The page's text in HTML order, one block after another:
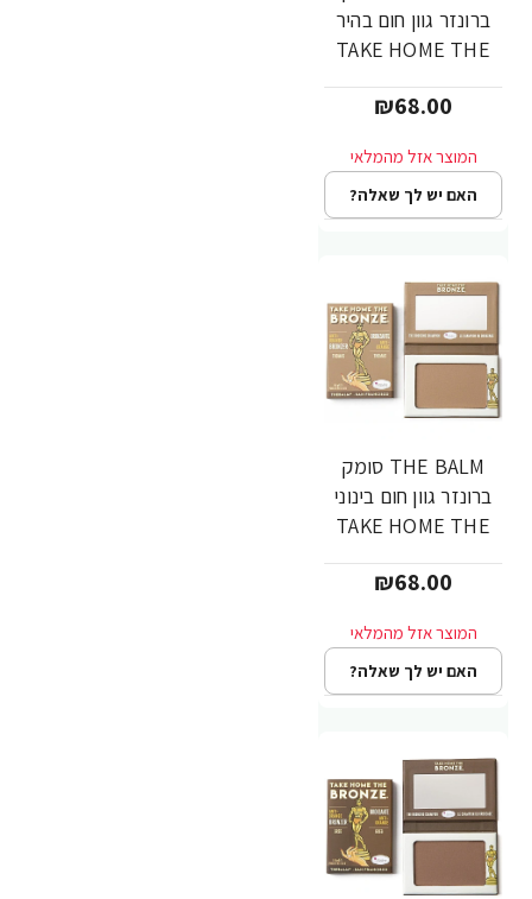
ברונזר גוון חום בהיר
TAKE HOME THE
₪68.00
האם יש לך שאלה?
THE BALM סומק
ברונזר גוון חום בינוני
TAKE HOME THE
₪68.00
האם יש לך שאלה?